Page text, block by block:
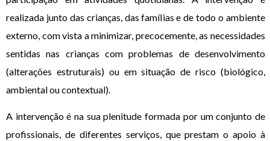
realizada junto das crianças, das famílias e de todo o ambiente
externo, com vista a minimizar, precocemente, as necessidades
sentidas nas crianças com problemas de desenvolvimento
(alterações estruturais) ou em situação de risco (biológico,
ambiental ou contextual).
A intervenção é na sua plenitude formada por um conjunto de
profissionais, de diferentes serviços, que prestam o apoio à